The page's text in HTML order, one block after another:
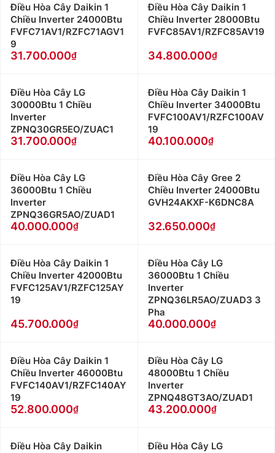
Điều Hòa Cây Daikin 1
Chiều Inverter 24000Btu
FVFC71AV1/RZFC71AGV1
9
31.700.000
Điều Hòa Cây Daikin 1
Chiều Inverter 28000Btu
FVFC85AV1/RZFC85AV19
34.800.000
Điều Hòa Cây LG
30000Btu 1 Chiều
Inverter
ZPNQ30GR5EO/ZUAC1
31.700.000
Điều Hòa Cây Daikin 1
Chiều Inverter 34000Btu
FVFC100AV1/RZFC100AV
19
40.100.000
Điều Hòa Cây LG
36000Btu 1 Chiều
Inverter
ZPNQ36GR5AO/ZUAD1
40.000.000
Điều Hòa Cây Gree 2
Chiều Inverter 24000Btu
GVH24AKXF-K6DNC8A
32.650.000
Điều Hòa Cây Daikin 1
Chiều Inverter 42000Btu
FVFC125AV1/RZFC125AY
19
45.700.000
Điều Hòa Cây LG
36000Btu 1 Chiều
Inverter
ZPNQ36LR5AO/ZUAD3 3
Pha
40.000.000
Điều Hòa Cây Daikin 1
Chiều Inverter 46000Btu
FVFC140AV1/RZFC140AY
19
52.800.000
Điều Hòa Cây LG
48000Btu 1 Chiều
Inverter
ZPNQ48GT3AO/ZUAD1
43.200.000
Điều Hòa Cây Daikin
Điều Hòa Cây LG